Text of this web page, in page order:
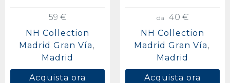
59 €
NH Collection
Madrid Gran Vía
Madrid
Acquista ora
da
40 €
NH Collection
Madrid Gran Vía
Madrid
Acquista ora